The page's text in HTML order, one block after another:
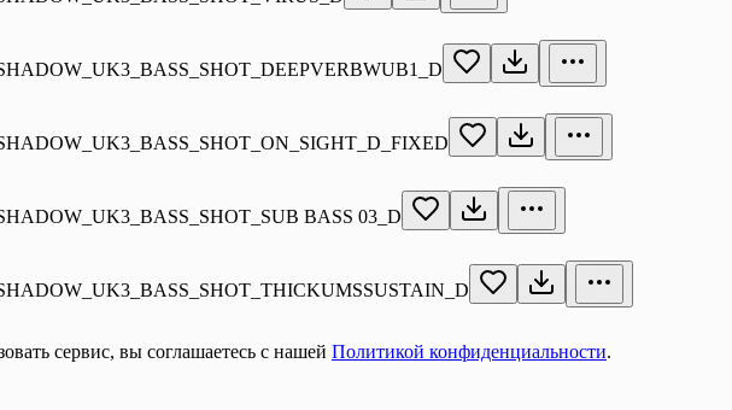
BASS 03_D
сервис, вы соглашаетесь с нашей Политикой конфиденциальности.